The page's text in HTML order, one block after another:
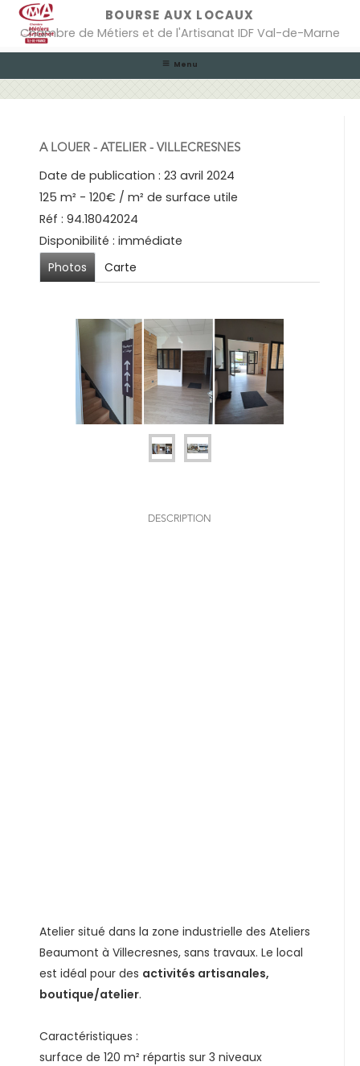
content
BOURSE AUX LOCAUX
Chambre de Métiers et de l'Artisanat IDF Val-de-Marne
Menu
A LOUER - ATELIER - VILLECRESNES
Date de publication : 23 avril 2024
125 m² - 120€ / m² de surface utile
Réf : 94.18042024
Disponibilité : immédiate
Photos
Carte
DESCRIPTION
Atelier situé dans la zone industrielle des Ateliers
Beaumont à Villecresnes, sans travaux. Le local
est idéal pour des activités artisanales,
boutique/atelier.
Caractéristiques :
surface de 120 m² répartis sur 3 niveaux